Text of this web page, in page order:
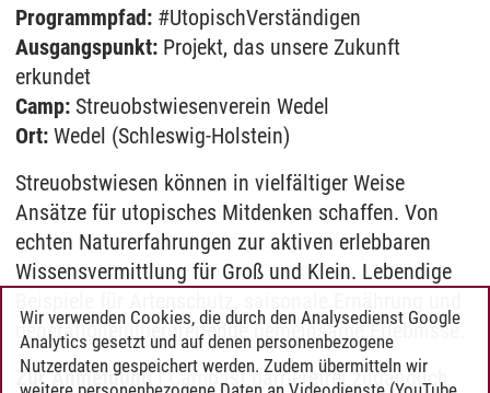
Programmpfad: #UtopischVerständigen
Ausgangspunkt: Projekt, das unsere Zukunft
erkundet
Camp: Streuobstwiesenverein Wedel
Ort: Wedel (Schleswig-Holstein)
Streuobstwiesen können in vielfältiger Weise
Ansätze für utopisches Mitdenken schaffen. Von
echten Naturerfahrungen zur aktiven erlebbaren
Wissensvermittlung für Groß und Klein. Lebendige
generationenübergreifende gemeinsame Erlebnisse.
Zur Anmeldung| Camp ist barrierefrei zugänglich
Wir verwenden Cookies, die durch den Analysedienst Google
Analytics gesetzt und auf denen personenbezogene
Nutzerdaten gespeichert werden. Zudem übermitteln wir